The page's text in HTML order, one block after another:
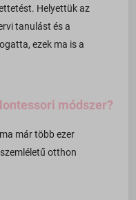
Helyettük az
tanulást és a
ezek ma is a
módszer?
már több ezer
otthon